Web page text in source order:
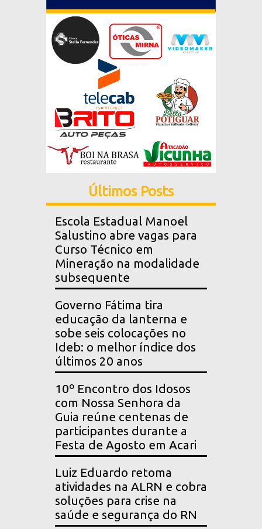
Últimos Posts
Escola Estadual Manoel
Salustino abre vagas para
Curso Técnico em
Mineração na modalidade
subsequente
Governo Fátima tira
educação da lanterna e
sobe seis colocações no
Ideb: o melhor índice dos
últimos 20 anos
10º Encontro dos Idosos
com Nossa Senhora da
Guia reúne centenas de
participantes durante a
Festa de Agosto em Acari
Luiz Eduardo retoma
atividades na ALRN e cobra
soluções para crise na
saúde e segurança do RN